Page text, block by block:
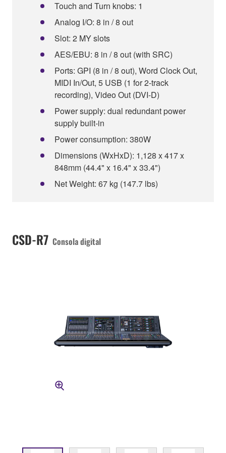
Touch and Turn knobs: 1
Analog I/O: 8 in / 8 out
Slot: 2 MY slots
AES/EBU: 8 in / 8 out (with SRC)
Ports: GPI (8 in / 8 out), Word Clock Out,
MIDI In/Out, 5 USB (1 for 2-track
recording), Video Out (DVI-D)
Power supply: dual redundant power
supply built-in
Power consumption: 380W
Dimensions (WxHxD): 1,128 x 417 x
848mm (44.4" x 16.4" x 33.4")
Net Weight: 67 kg (147.7 lbs)
CSD-R7 Consola digital